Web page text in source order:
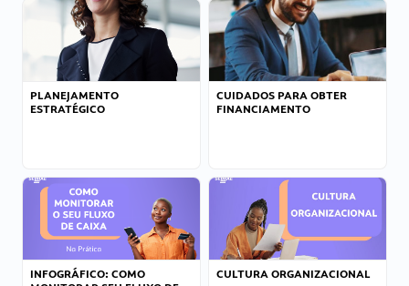
PLANEJAMENTO
ESTRATÉGICO
CUIDADOS PARA OBTER
FINANCIAMENTO
INFOGRÁFICO: COMO
CULTURA ORGANIZACIONAL